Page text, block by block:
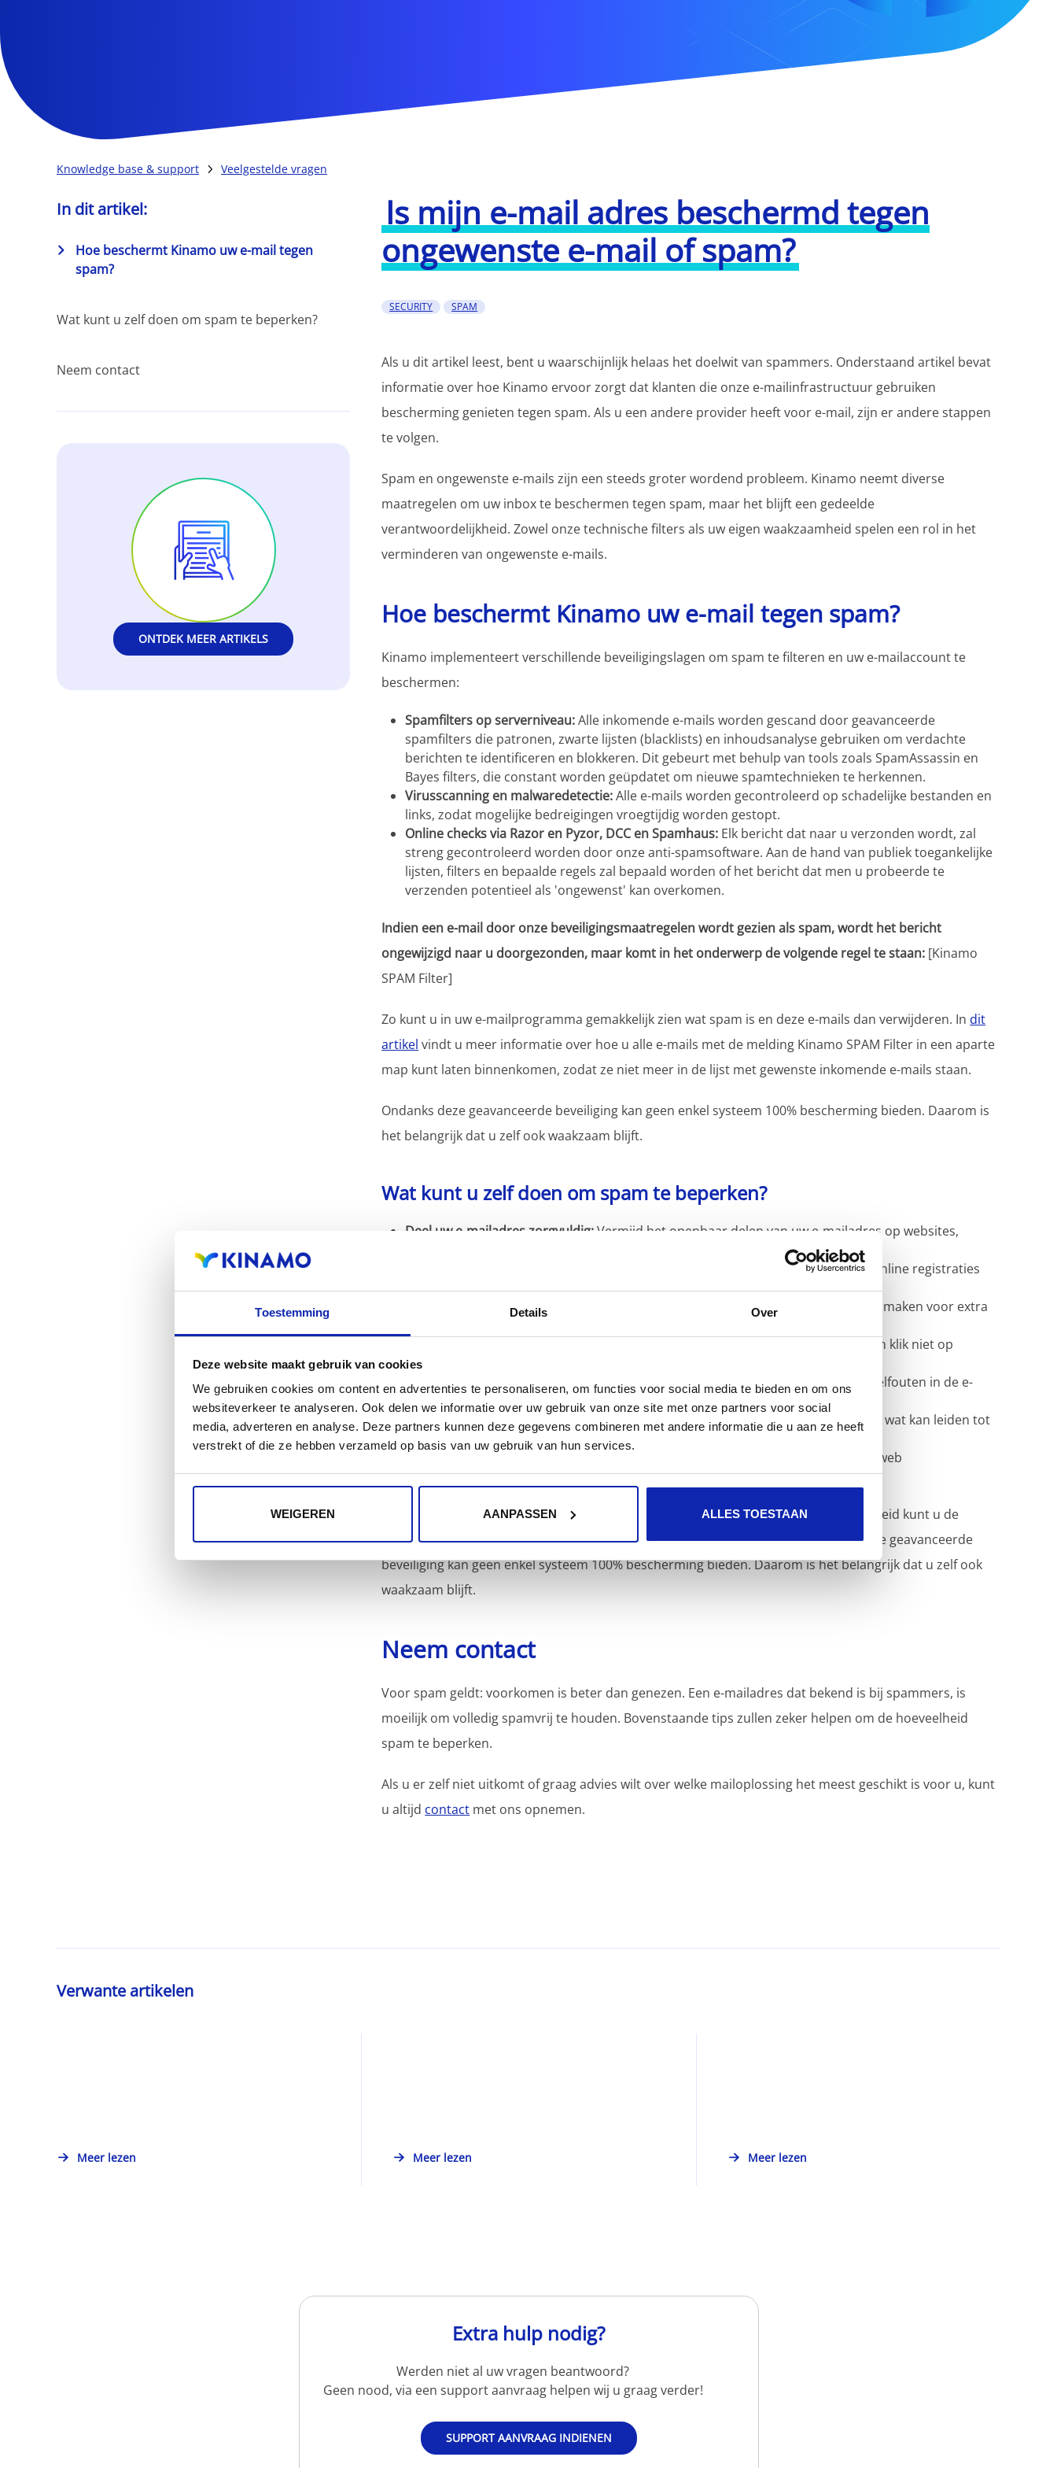
Toestemming Details Over
Deze website maakt gebruik van cookies
We gebruiken cookies om content en advertenties te personaliseren, om functies voor social media te bieden en om ons
websiteverkeer te analyseren. Ook delen we informatie over uw gebruik van onze site met onze partners voor social
media, adverteren en analyse. Deze partners kunnen deze gegevens combineren met andere informatie die u aan ze heeft
verstrekt of die ze hebben verzameld op basis van uw gebruik van hun services.
WEIGEREN AANPASSEN ALLES TOESTAAN
Knowledge base & support Veelgestelde vragen
In dit artikel:
Hoe beschermt Kinamo uw e-mail tegen
spam?
Wat kunt u zelf doen om spam te beperken?
Neem contact
ONTDEK MEER ARTIKELS
Is mijn e-mail adres beschermd tegen
ongewenste e-mail of spam?
SECURITY SPAM
Als u dit artikel leest, bent u waarschijnlijk helaas het doelwit van spammers. Onderstaand artikel bevat
informatie over hoe Kinamo ervoor zorgt dat klanten die onze e-mailinfrastructuur gebruiken
bescherming genieten tegen spam. Als u een andere provider heeft voor e-mail, zijn er andere stappen
te volgen.
Spam en ongewenste e-mails zijn een steeds groter wordend probleem. Kinamo neemt diverse
maatregelen om uw inbox te beschermen tegen spam, maar het blijft een gedeelde
verantwoordelijkheid. Zowel onze technische filters als uw eigen waakzaamheid spelen een rol in het
verminderen van ongewenste e-mails.
Hoe beschermt Kinamo uw e-mail tegen spam?
Kinamo implementeert verschillende beveiligingslagen om spam te filteren en uw e-mailaccount te
beschermen:
Spamfilters op serverniveau:Alle inkomende e-mails worden gescand door geavanceerde
spamfilters die patronen, zwarte lijsten (blacklists) en inhoudsanalyse gebruiken om verdachte
berichten te identificeren en blokkeren. Dit gebeurt met behulp van tools zoals SpamAssassin en
Bayes filters, die constant worden geüpdatet om nieuwe spamtechnieken te herkennen.
Virusscanning en malwaredetectie:Alle e-mails worden gecontroleerd op schadelijke bestanden en
links, zodat mogelijke bedreigingen vroegtijdig worden gestopt.
Online checks via Razor en Pyzor, DCC en Spamhaus: Elk bericht dat naar u verzonden wordt, zal
streng gecontroleerd worden door onze anti-spamsoftware. Aan de hand van publiek toegankelijke
lijsten, filters en bepaalde regels zal bepaald worden of het bericht dat men u probeerde te
verzenden potentieel als 'ongewenst' kan overkomen.
Indien een e-mail door onze beveiligingsmaatregelen wordt gezien als spam, wordt het bericht
ongewijzigd naar u doorgezonden, maar komt in het onderwerp de volgende regel te staan: [Kinamo
SPAM Filter]
Zo kunt u in uw e-mailprogramma gemakkelijk zien wat spam is en deze e-mails dan verwijderen. In dit
artikel vindt u meer informatie over hoe u alle e-mails met de melding Kinamo SPAM Filter in een aparte
map kunt laten binnenkomen, zodat ze niet meer in de lijst met gewenste inkomende e-mails staan.
Ondanks deze geavanceerde beveiliging kan geen enkel systeem 100% bescherming bieden. Daarom is
het belangrijk dat u zelf ook waakzaam blijft.
Wat kunt u zelf doen om spam te beperken?
Deel uw e-mailadres zorgvuldig:Vermijd het openbaar delen van uw e-mailadres op websites,
Gebruik een secundair e-mailadres of een tijdelijk adres voor inschrijvingen en online registraties
om uw primaire e-mailadres te beschermen tegen spam.
met ons op als u meerdere e-mailadressen op uw domein wilt aanmaken voor extra
Open geen e-mails van onbekende afzenders en klik niet op
verdachte links of bijlagen.
Controleer altijd het afzenderadres en wees alert op ongewone verzoeken of spelfouten in de e-
Reageer niet op spamberichten, omdat dit bevestigt dat uw e-mailadres actief is, wat kan leiden tot
nog meer spam.
Meld spam en phishing:
Meld verdachte e-mails en phishingberichten bij Safeonweb
Ontdek meer handige tips en hoe je verdachte emails kan meldenhierenhier.
Door de combinatie van Kinamo’s technische bescherming en uw eigen voorzichtigheid kunt u de
impact van spam minimaliseren en uw e-mailomgeving veiliger maken. Ondanks deze geavanceerde
beveiliging kan geen enkel systeem 100% bescherming bieden. Daarom is het belangrijk dat u zelf ook
waakzaam blijft.
Neem contact
Voor spam geldt: voorkomen is beter dan genezen. Een e-mailadres dat bekend is bij spammers, is
moeilijk om volledig spamvrij te houden. Bovenstaande tips zullen zeker helpen om de hoeveelheid
spam te beperken.
Als u er zelf niet uitkomt of graag advies wilt over welke mailoplossing het meest geschikt is voor u, kunt
u altijd contact met ons opnemen.
Verwante artikelen
Meer lezen Meer lezen Meer lezen
Extra hulp nodig?
Werden niet al uw vragen beantwoord?
Geen nood, via een support aanvraag helpen wij u graag verder!
SUPPORT AANVRAAG INDIENEN